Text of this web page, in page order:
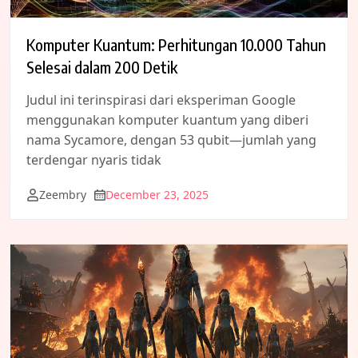
Komputer Kuantum: Perhitungan 10.000 Tahun
Selesai dalam 200 Detik
Judul ini terinspirasi dari eksperiman Google
menggunakan komputer kuantum yang diberi
nama Sycamore, dengan 53 qubit—jumlah yang
terdengar nyaris tidak
Zeembry December 23, 2025